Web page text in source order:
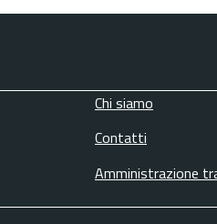
Chi siamo
Contatti
Amministrazione